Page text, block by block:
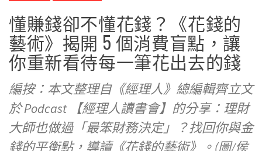
懂賺錢卻不懂花錢？《花錢的
藝術》揭開 5 個消費盲點，讓
你重新看待每一筆花出去的錢
編按：本文整理自《經理人》總編輯齊立文
於 Podcast 【經理人讀書會】的分享：理財
大師也做過「最笨財務決定」？找回你與金
錢的平衡點，導讀《花錢的藝術》。(圖/侯